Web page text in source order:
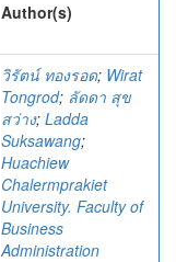
Author(s)
วิรัตน์ ทองรอด; Wirat
Tongrod; ลัดดา สุข
สว่าง; Ladda
Suksawang;
Huachiew
Chalermprakiet
University. Faculty of
Business
Administration